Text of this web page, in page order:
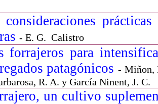
consideraciones
- E. G. Calistro
forrajeros para
patagónicos - Miñon,
R. A. y García Ninent, J. C.
un cultivo